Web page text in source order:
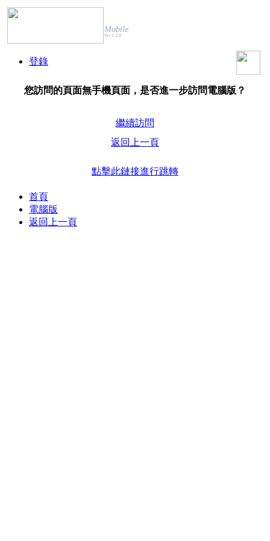
Mobile
Ver.1.3.0
登錄
您訪問的頁面無手機頁面，是否進一步訪問電腦版？
繼續訪問
返回上一頁
點擊此鏈接進行跳轉
首頁
電腦版
返回上一頁